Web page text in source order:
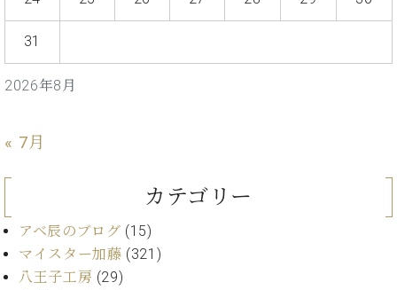
W.
ホ
マ
ナ
ル
合
わ
八
子
・
2026年8月
31
« 7月
カテゴリー
アベ辰のブログ (15)
マイスター加藤 (321)
八王子工房 (29)